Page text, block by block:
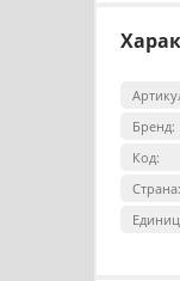
Бренд:
Код:
Страна: